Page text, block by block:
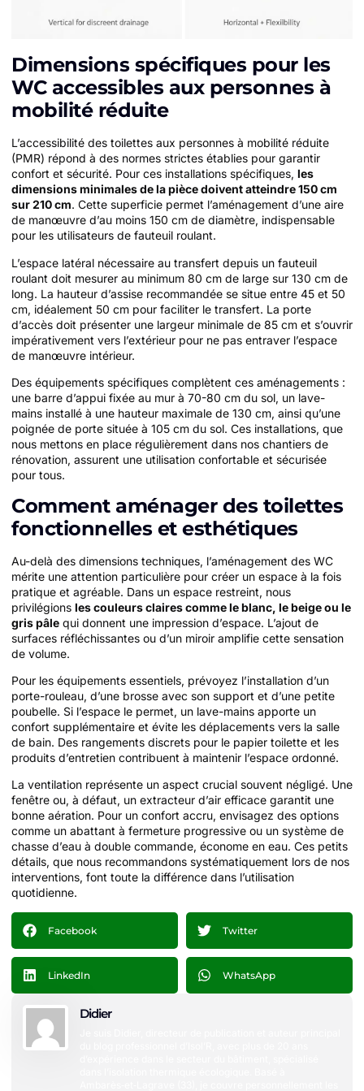
Dimensions spécifiques pour les
WC accessibles aux personnes à
mobilité réduite
L’accessibilité des toilettes aux personnes à mobilité réduite
(PMR) répond à des normes strictes établies pour garantir
confort et sécurité. Pour ces installations spécifiques, les
dimensions minimales de la pièce doivent atteindre 150 cm
sur 210 cm. Cette superficie permet l’aménagement d’une aire
de manœuvre d’au moins 150 cm de diamètre, indispensable
pour les utilisateurs de fauteuil roulant.
L’espace latéral nécessaire au transfert depuis un fauteuil
roulant doit mesurer au minimum 80 cm de large sur 130 cm de
long. La hauteur d’assise recommandée se situe entre 45 et 50
cm, idéalement 50 cm pour faciliter le transfert. La porte
d’accès doit présenter une largeur minimale de 85 cm et s’ouvrir
impérativement vers l’extérieur pour ne pas entraver l’espace
de manœuvre intérieur.
Des équipements spécifiques complètent ces aménagements :
une barre d’appui fixée au mur à 70-80 cm du sol, un lave-
mains installé à une hauteur maximale de 130 cm, ainsi qu’une
poignée de porte située à 105 cm du sol. Ces installations, que
nous mettons en place régulièrement dans nos chantiers de
rénovation, assurent une utilisation confortable et sécurisée
pour tous.
Comment aménager des toilettes
fonctionnelles et esthétiques
Au-delà des dimensions techniques, l’aménagement des WC
mérite une attention particulière pour créer un espace à la fois
pratique et agréable. Dans un espace restreint, nous
privilégions les couleurs claires comme le blanc, le beige ou le
gris pâle qui donnent une impression d’espace. L’ajout de
surfaces réfléchissantes ou d’un miroir amplifie cette sensation
de volume.
Pour les équipements essentiels, prévoyez l’installation d’un
porte-rouleau, d’une brosse avec son support et d’une petite
poubelle. Si l’espace le permet, un lave-mains apporte un
confort supplémentaire et évite les déplacements vers la salle
de bain. Des rangements discrets pour le papier toilette et les
produits d’entretien contribuent à maintenir l’espace ordonné.
La ventilation représente un aspect crucial souvent négligé. Une
fenêtre ou, à défaut, un extracteur d’air efficace garantit une
bonne aération. Pour un confort accru, envisagez des options
comme un abattant à fermeture progressive ou un système de
chasse d’eau à double commande, économe en eau. Ces petits
détails, que nous recommandons systématiquement lors de nos
interventions, font toute la différence dans l’utilisation
quotidienne.
Facebook Twitter
LinkedIn WhatsApp
Didier